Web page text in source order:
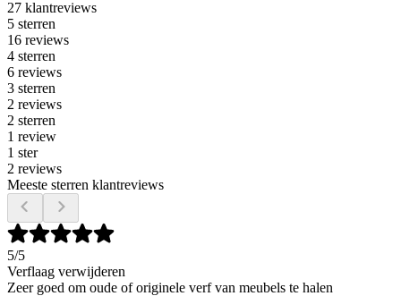
27 klantreviews
5 sterren
16 reviews
4 sterren
6 reviews
3 sterren
2 reviews
2 sterren
1 review
1 ster
2 reviews
Meeste sterren klantreviews
5/5
Verflaag verwijderen
Zeer goed om oude of originele verf van meubels te halen